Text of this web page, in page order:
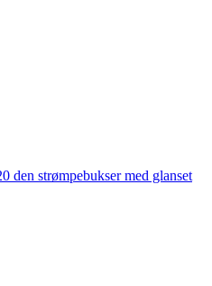
den strømpebukser med glanset